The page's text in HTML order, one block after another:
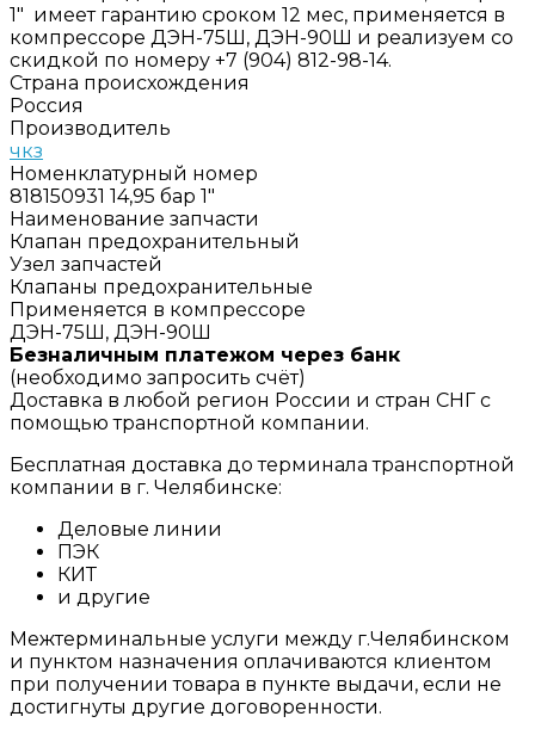
1" имеет гарантию сроком 12 мес, применяется в
компрессоре ДЭН-75Ш, ДЭН-90Ш и реализуем со
скидкой по номеру +7 (904) 812-98-14.
Страна происхождения
Россия
Производитель
чкз
Номенклатурный номер
818150931 14,95 бар 1"
Наименование запчасти
Клапан предохранительный
Узел запчастей
Клапаны предохранительные
Применяется в компрессоре
ДЭН-75Ш, ДЭН-90Ш
Безналичным платежом через банк
(необходимо запросить счёт)
Доставка в любой регион России и стран СНГ с
помощью транспортной компании.
Бесплатная доставка до терминала транспортной
компании в г. Челябинске:
Деловые линии
ПЭК
КИТ
и другие
Межтерминальные услуги между г.Челябинском
и пунктом назначения оплачиваются клиентом
при получении товара в пункте выдачи, если не
достигнуты другие договоренности.